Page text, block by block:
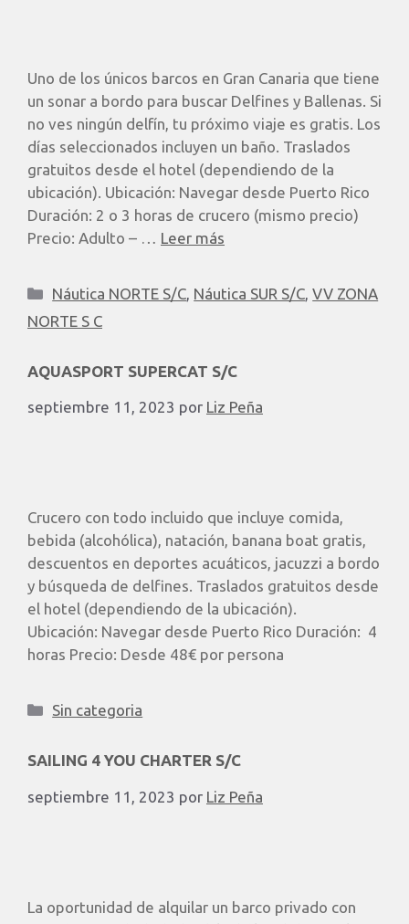
Uno de los únicos barcos en Gran Canaria que tiene
un sonar a bordo para buscar Delfines y Ballenas. Si
no ves ningún delfín, tu próximo viaje es gratis. Los
días seleccionados incluyen un baño. Traslados
gratuitos desde el hotel (dependiendo de la
ubicación). Ubicación: Navegar desde Puerto Rico
Duración: 2 o 3 horas de crucero (mismo precio)
Precio: Adulto – … Leer más
Náutica NORTE S/C Náutica SUR S/C ,VV ZONA
NORTE S C
AQUASPORT SUPERCAT S/C
septiembre 11, 2023 por Liz Peña
Crucero con todo incluido que incluye comida,
bebida (alcohólica), natación, banana boat gratis,
descuentos en deportes acuáticos, jacuzzi a bordo
y búsqueda de delfines. Traslados gratuitos desde
el hotel (dependiendo de la ubicación). ​
Ubicación: Navegar desde Puerto Rico Duración: 4
horas Precio: Desde 48€ por persona
Sin categoria
SAILING 4 YOU CHARTER S/C
septiembre 11, 2023 por Liz Peña
La oportunidad de alquilar un barco privado con